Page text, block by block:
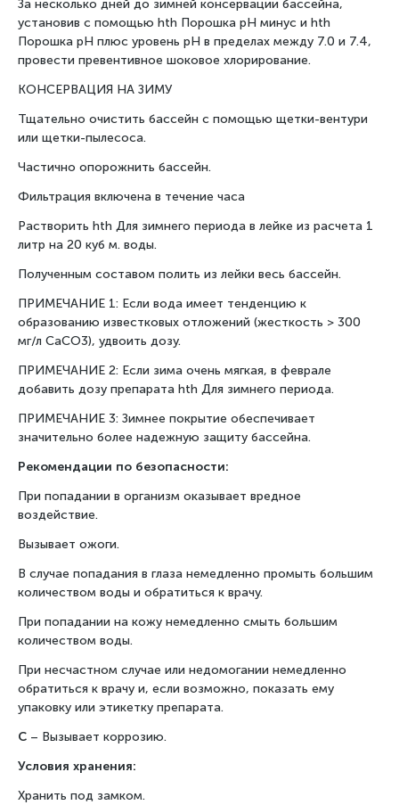
За несколько дней до зимней консервации бассейна,
установив с помощью hth Порошка рН минус и hth
Порошка рН плюс уровень рН в пределах между 7.0 и 7.4,
провести превентивное шоковое хлорирование.
КОНСЕРВАЦИЯ НА ЗИМУ
Тщательно очистить бассейн с помощью щетки-вентури
или щетки-пылесоса.
Частично опорожнить бассейн.
Фильтрация включена в течение часа
Растворить hth Для зимнего периода в лейке из расчета 1
литр на 20 куб м. воды.
Полученным составом полить из лейки весь бассейн.
ПРИМЕЧАНИЕ 1: Если вода имеет тенденцию к
образованию известковых отложений (жесткость > 300
мг/л CaCO3), удвоить дозу.
ПРИМЕЧАНИЕ 2: Если зима очень мягкая, в феврале
добавить дозу препарата hth Для зимнего периода.
ПРИМЕЧАНИЕ 3: Зимнее покрытие обеспечивает
значительно более надежную защиту бассейна.
Рекомендации по безопасности:
При попадании в организм оказывает вредное
воздействие.
Вызывает ожоги.
В случае попадания в глаза немедленно промыть большим
количеством воды и обратиться к врачу.
При попадании на кожу немедленно смыть большим
количеством воды.
При несчастном случае или недомогании немедленно
обратиться к врачу и, если возможно, показать ему
упаковку или этикетку препарата.
С – Вызывает коррозию.
Условия хранения:
Хранить под замком.